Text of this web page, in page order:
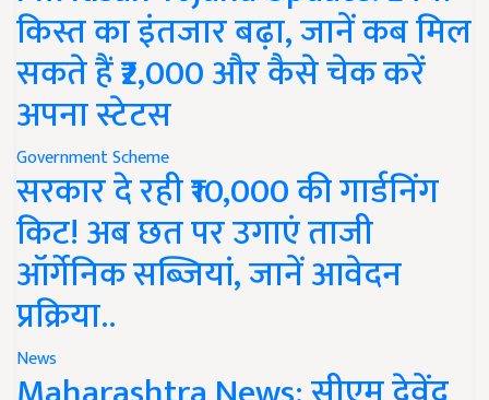
किस्त का इंतजार बढ़ा, जानें कब मिल
सकते हैं ₹2,000 और कैसे चेक करें
अपना स्टेटस
Government Scheme
सरकार दे रही ₹10,000 की गार्डनिंग
किट! अब छत पर उगाएं ताजी
ऑर्गेनिक सब्जियां, जानें आवेदन
प्रक्रिया..
News